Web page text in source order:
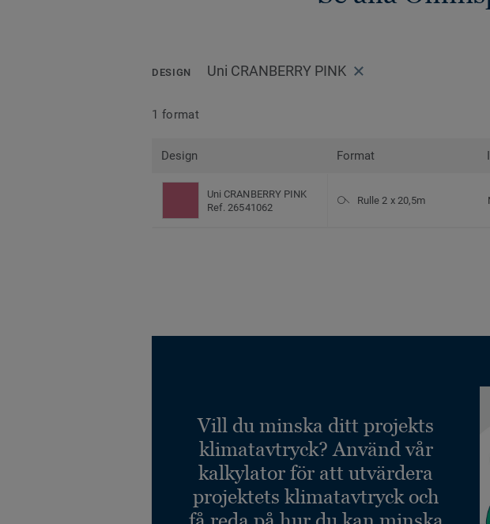
DESIGN Uni CRANBERRY PINK
1 format
Design Format
Uni CRANBERRY PINK
Ref. 26541062
Rulle 2 x 20,5m
Vill du minska ditt projekts
klimatavtryck? Använd vår
kalkylator för att utvärdera
projektets klimatavtryck och